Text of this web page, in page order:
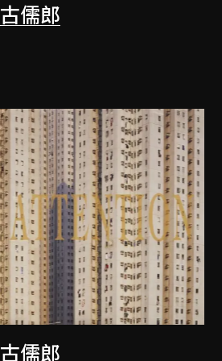
古儒郎
古儒郎